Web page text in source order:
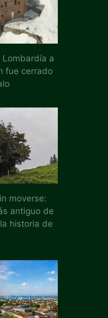
Lombardía a
fue cerrado
moverse:
antiguo de
historia de